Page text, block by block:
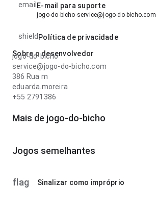
email E-mail para suporte
jogo-do-bicho-service@jogo-do-bicho.com
shield Política de privacidade
Sobre o desenvolvedor
jogo-do-bicho
service@jogo-do-bicho.com
386 Rua m
eduarda.moreira
+55 2791386
Mais de jogo-do-bicho
Jogos semelhantes
flag Sinalizar como impróprio